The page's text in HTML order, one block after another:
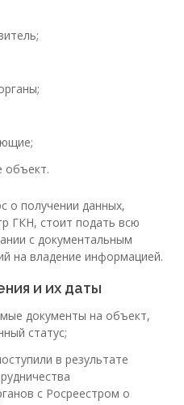
объект.
о получении данных,
ГКН, стоит подать всю
с документальным
на владение информацией.
и их даты
документы на объект,
статус;
в результате
с Росреестром о